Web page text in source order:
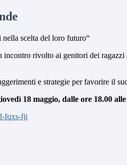
scelta del loro futuro“
rivolto ai genitori dei
e strategie per favorire il
18 maggio, dalle ore 18.00
fqxs-fji